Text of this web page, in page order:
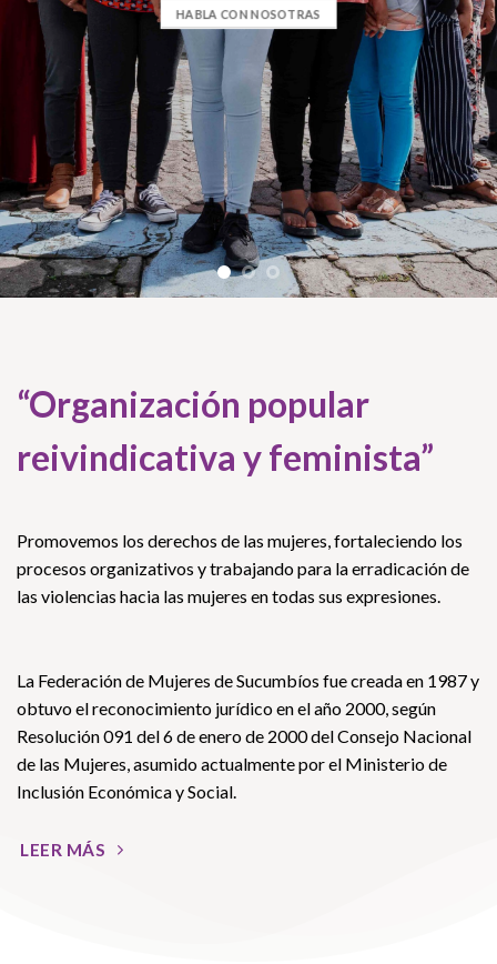
HABLA CON NOSOTRAS
“Organización popular
reivindicativa y feminista”
Promovemos los derechos de las mujeres, fortaleciendo los
procesos organizativos y trabajando para la erradicación de
las violencias hacia las mujeres en todas sus expresiones.
La Federación de Mujeres de Sucumbíos fue creada en 1987 y
obtuvo el reconocimiento jurídico en el año 2000, según
Resolución 091 del 6 de enero de 2000 del Consejo Nacional
de las Mujeres, asumido actualmente por el Ministerio de
Inclusión Económica y Social.
LEER MÁS